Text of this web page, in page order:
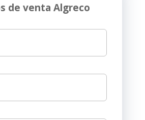
de venta Algreco